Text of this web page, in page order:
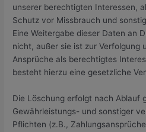
unserer berechtigten Interessen,
Schutz vor Missbrauch und
Eine Weitergabe dieser Daten an
nicht, außer sie ist zur Verfolgung
Ansprüche als berechtigtes
besteht hierzu eine gesetzliche
Die Löschung erfolgt nach Ablauf
Gewährleistungs- und sonstiger
Pflichten (z.B.,